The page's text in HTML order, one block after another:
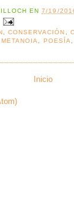
EN7/19/
,CONSERVACIÓN ,
METANOIA, POESÍA,
Inicio